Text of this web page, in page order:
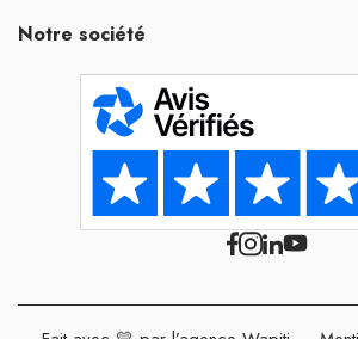
Notre société